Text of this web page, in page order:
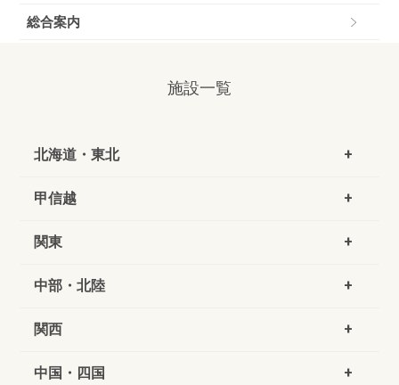
総合案内
施設一覧
北海道・東北
甲信越
関東
中部・北陸
関西
中国・四国